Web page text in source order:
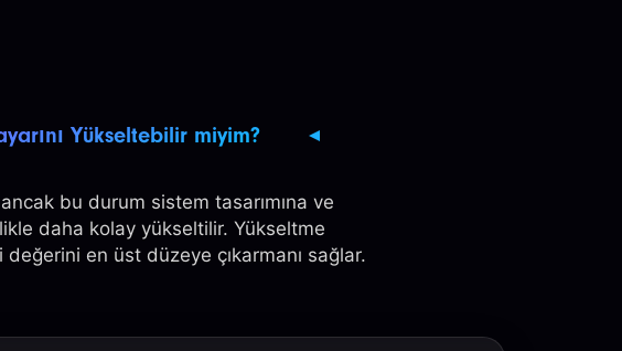
Yükseltebilir miyim?
bu durum sistem tasarımına ve
daha kolay yükseltilir. Yükseltme
en üst düzeye çıkarmanı sağlar.